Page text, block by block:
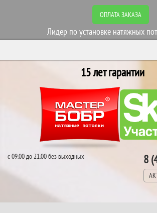
ОПЛАТА ЗАКАЗА
Лидер по установке натяжных
15 лет гарантии
с 09.00 до 21.00 без выходных 8